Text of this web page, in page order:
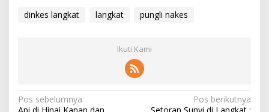
dinkes langkat langkat pungli nakes
Ikuti Kami
Navigasi
Pos sebelumnya
Pos berikutnya